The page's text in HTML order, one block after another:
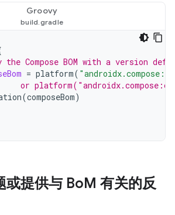
Groovy
Compose BOM with a version
= platform(
(composeBom)
或提供与 BoM 有关的反